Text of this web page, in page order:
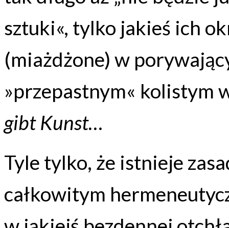
sztuki«, tylko jakieś ich
(miażdżone) w
»przepastnym« kolistym
gibt Kunst…
Tyle tylko, że istnieje
całkowitym